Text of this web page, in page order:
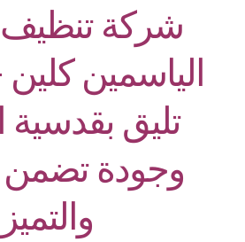
شركة تنظيف
الياسمين
تليق بقدسية
وجودة تضمن
والتميز